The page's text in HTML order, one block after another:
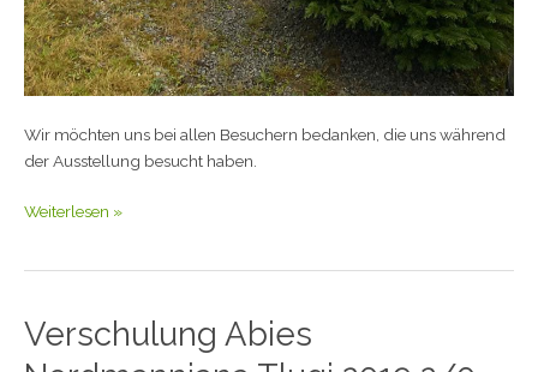
Wir möchten uns bei allen Besuchern bedanken, die uns während
der Ausstellung besucht haben.
Weiterlesen »
Verschulung Abies
Verschulung
Abies